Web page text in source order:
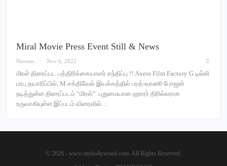
Miral Movie Press Event Still & News
Naveen Nov 6, 2022
மிரள் திரைப்பட பத்திரிக்கையாளர் சந்திப்பு !! Axess Film Factory G டில்லி
பாபு தயாரிப்பில், M சக்திவேல் இயக்கத்தில் பரத்-வாணி போஜன்
நடித்துள்ள திரைப்படம் “மிரள்”. புதுமையான ஹாரர் திரில்லராக
உருவாகியுள்ள இப்படம் விரைவில்…
© 2026 - www.mykollywood.com. All Rights Reserved.